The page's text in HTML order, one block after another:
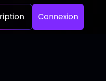
Connexion